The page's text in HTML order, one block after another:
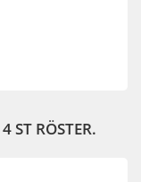
4ST RÖSTER.